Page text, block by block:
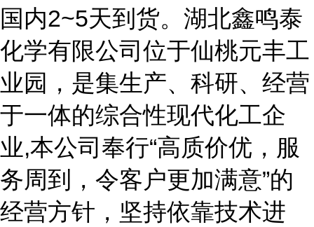
国内2~5天到货。湖北鑫鸣泰
化学有限公司位于仙桃元丰工
业园，是集生产、科研、经营
于一体的综合性现代化工企
业,本公司奉行“高质价优，服
务周到，令客户更加满意”的
经营方针，坚持依靠技术进